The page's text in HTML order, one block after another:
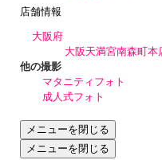
店舗情報
大阪府
大阪天満宮南森町本
他の撮影
マタニティフォト
成人式フォト
メニューを閉じる
メニューを閉じる